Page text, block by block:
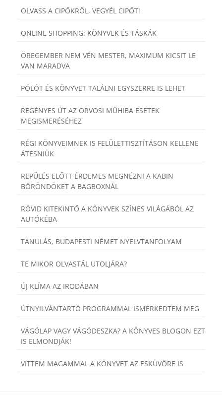
OLVASS A CIPŐKRŐL, VEGYÉL CIPŐT!
ONLINE SHOPPING: KÖNYVEK ÉS TÁSKÁK
ÖREGEMBER NEM VÉN MESTER, MAXIMUM KICSIT LE
VAN MARADVA
PÓLÓT ÉS KÖNYVET TALÁLNI EGYSZERRE IS LEHET
REGÉNYES ÚT AZ ORVOSI MŰHIBA ESETEK
MEGISMERÉSÉHEZ
RÉGI KÖNYVEIMNEK IS FELÜLETTISZTÍTÁSON KELLENE
ÁTESNIÜK
REPÜLÉS ELŐTT ÉRDEMES MEGNÉZNI A KABIN
BŐRÖNDÖKET A BAGBOXNÁL
RÖVID KITEKINTŐ A KÖNYVEK SZÍNES VILÁGÁBÓL AZ
AUTÓKÉBA
TANULÁS, BUDAPESTI NÉMET NYELVTANFOLYAM
TE MIKOR OLVASTÁL UTOLJÁRA?
ÚJ KLÍMA AZ IRODÁBAN
ÚTNYILVÁNTARTÓ PROGRAMMAL ISMERKEDTEM MEG
VÁGÓLAP VAGY VÁGÓDESZKA? A KÖNYVES BLOGON EZT
IS ELMONDJÁK!
VITTEM MAGAMMAL A KÖNYVET AZ ESKÜVŐRE IS